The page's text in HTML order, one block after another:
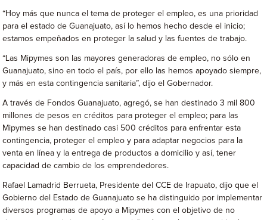
“Hoy más que nunca el tema de proteger el empleo, es una prioridad
para el estado de Guanajuato, así lo hemos hecho desde el inicio;
estamos empeñados en proteger la salud y las fuentes de trabajo.
“Las Mipymes son las mayores generadoras de empleo, no sólo en
Guanajuato, sino en todo el país, por ello las hemos apoyado siempre,
y más en esta contingencia sanitaria”, dijo el Gobernador.
A través de Fondos Guanajuato, agregó, se han destinado 3 mil 800
millones de pesos en créditos para proteger el empleo; para las
Mipymes se han destinado casi 500 créditos para enfrentar esta
contingencia, proteger el empleo y para adaptar negocios para la
venta en línea y la entrega de productos a domicilio y así, tener
capacidad de cambio de los emprendedores.
Rafael Lamadrid Berrueta, Presidente del CCE de Irapuato, dijo que el
Gobierno del Estado de Guanajuato se ha distinguido por implementar
diversos programas de apoyo a Mipymes con el objetivo de no